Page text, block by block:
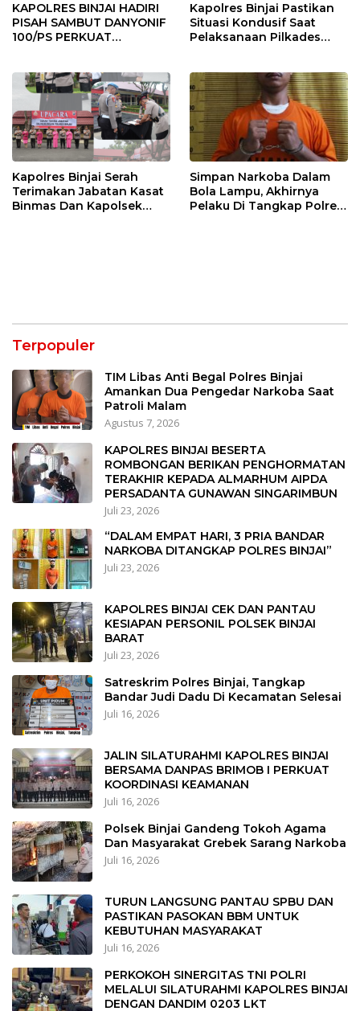
KAPOLRES BINJAI HADIRI
PISAH SAMBUT DANYONIF
100/PS PERKUAT
Kapolres Binjai Pastikan
Situasi Kondusif Saat
Pelaksanaan Pilkades
Kapolres Binjai Serah
Terimakan Jabatan Kasat
Binmas Dan Kapolsek
Simpan Narkoba Dalam
Bola Lampu, Akhirnya
Pelaku Di Tangkap Polres
Terpopuler
TIM Libas Anti Begal Polres Binjai
Amankan Dua Pengedar Narkoba Saat
Patroli Malam
Agustus 7, 2026
KAPOLRES BINJAI BESERTA
ROMBONGAN BERIKAN PENGHORMATAN
TERAKHIR KEPADA ALMARHUM AIPDA
PERSADANTA GUNAWAN SINGARIMBUN
Juli 23, 2026
“DALAM EMPAT HARI, 3 PRIA BANDAR
NARKOBA DITANGKAP POLRES BINJAI”
Juli 23, 2026
KAPOLRES BINJAI CEK DAN PANTAU
KESIAPAN PERSONIL POLSEK BINJAI
BARAT
Juli 23, 2026
Satreskrim Polres Binjai, Tangkap
Bandar Judi Dadu Di Kecamatan Selesai
Juli 16, 2026
JALIN SILATURAHMI KAPOLRES BINJAI
BERSAMA DANPAS BRIMOB I PERKUAT
KOORDINASI KEAMANAN
Juli 16, 2026
Polsek Binjai Gandeng Tokoh Agama
Dan Masyarakat Grebek Sarang Narkoba
Juli 16, 2026
TURUN LANGSUNG PANTAU SPBU DAN
PASTIKAN PASOKAN BBM UNTUK
KEBUTUHAN MASYARAKAT
Juli 16, 2026
PERKOKOH SINERGITAS TNI POLRI
MELALUI SILATURAHMI KAPOLRES BINJAI
DENGAN DANDIM 0203 LKT